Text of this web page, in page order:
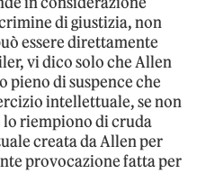
di giustizia, non
essere direttamente
vi dico solo che Allen
pieno di suspence che
intellettuale, se non
lo riempiono di cruda
creata da Allen per
provocazione fatta per